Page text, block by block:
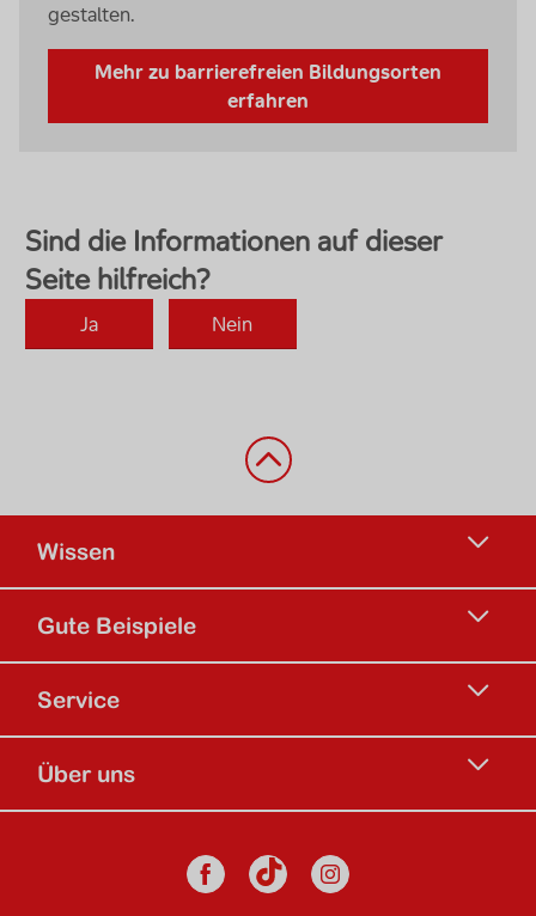
gestalten.
Mehr zu barrierefreien Bildungsorten
erfahren
Zurück nach oben
Wissen
Gute Beispiele
Service
Über uns
Facebook
TikTok Kanal
Instagram